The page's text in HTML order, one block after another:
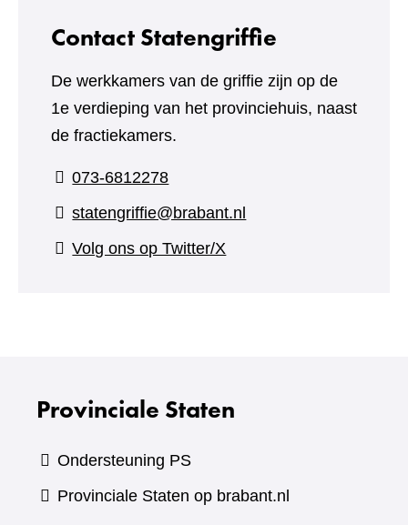
Contact Statengriffie
De werkkamers van de griffie zijn op de
1e verdieping van het provinciehuis, naast
de fractiekamers.
073-6812278
statengriffie@brabant.nl
Volg ons op Twitter/X
Provinciale Staten
Ondersteuning PS
Provinciale Staten op brabant.nl